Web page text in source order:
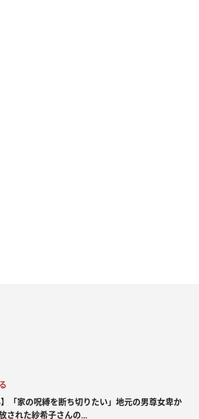
】「家の呪縛を断ち切りたい」地元の男尊女卑か
された紗希子さんの...